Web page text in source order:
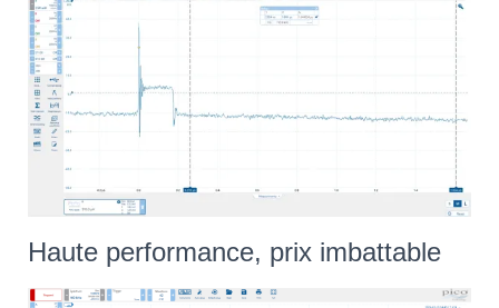
Haute performance, prix imbattable